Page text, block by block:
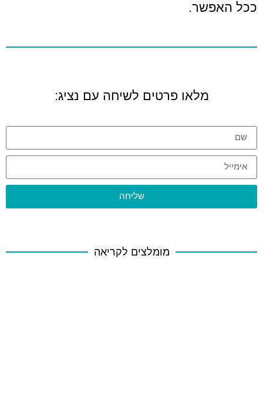
ככל האפשר.
מלאו פרטים לשיחה עם נציג:
שליחה
מומלצים לקריאה